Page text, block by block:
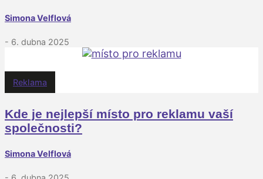
Simona Velflová
- 6. dubna 2025
Reklama
Kde je nejlepší místo pro reklamu vaší
společnosti?
Simona Velflová